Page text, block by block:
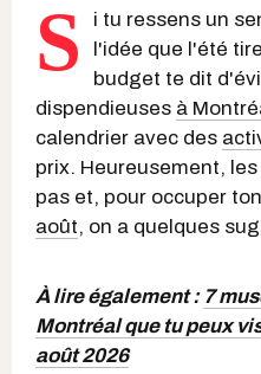
S
i tu ressens un
l'idée que l'été
budget te dit
dispendieuses à
calendrier avec des
prix. Heureusement,
pas et, pour occuper ton
août, on a quelques
À lire également : 7
Montréal que tu peux
août 2026